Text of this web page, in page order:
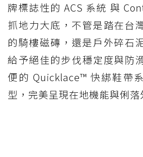
牌標誌性的 ACS 系統 與
抓地力大底，不管是踏在台
的騎樓磁磚，還是戶外碎石
給予絕佳的步伐穩定度與防
便的 Quicklace™ 快綁鞋帶
型，完美呈現在地機能與俐落